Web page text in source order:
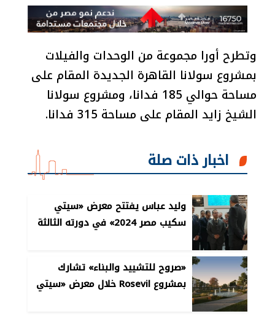
وتطرح أورا مجموعة من الوحدات والفيلات
بمشروع سولانا القاهرة الجديدة المقام على
مساحة حوالي 185 فدانا، ومشروع سولانا
الشيخ زايد المقام على مساحة 315 فدانا.
اخبار ذات صلة
وليد عباس يفتتح معرض «سيتي
سكيب مصر 2024» في دورته الثالثة
«صروح للتشييد والبناء» تشارك
بمشروع Rosevil خلال معرض «سيتي